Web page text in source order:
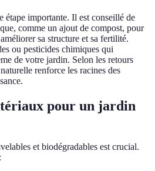
étape importante. Il est conseillé de
comme un ajout de compost, pour
sa structure et sa fertilité.
ou pesticides chimiques qui
de votre jardin. Selon les retours
renforce les racines des
pour un jardin
et biodégradables est crucial.